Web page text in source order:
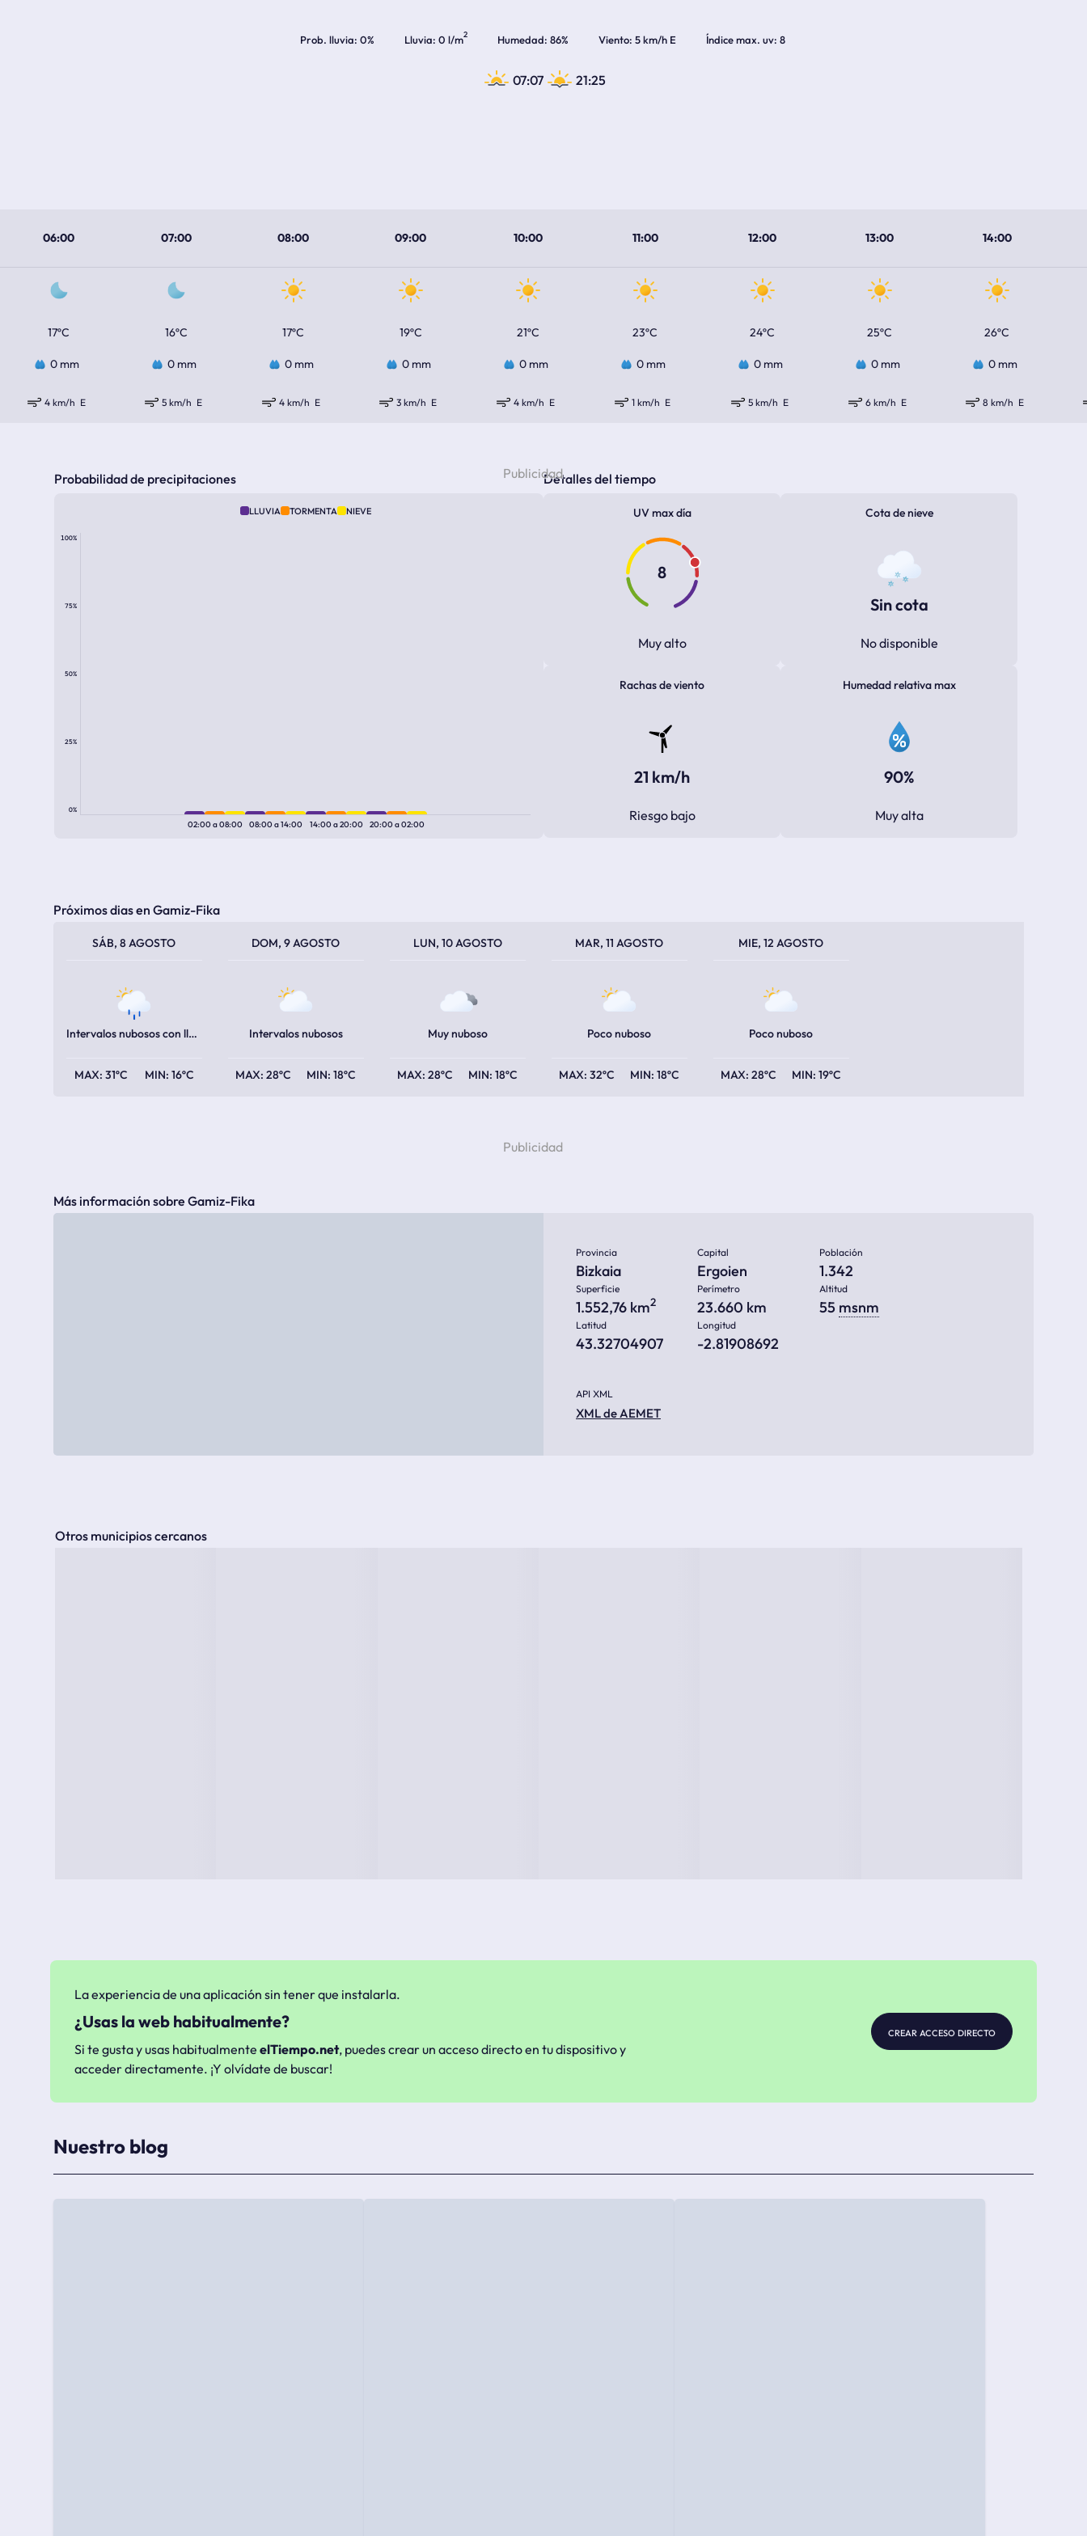
Prob. lluvia 0% Lluvia 0 l/m2 Humedad 86% Viento 5 km/h E Índice max. uv 8
07:07 21:25
06:00 07:00 08:00 09:00 10:00 11:00 12:00 13:00 14:00
17ºC 16ºC 17ºC 19ºC 21ºC 23ºC 24ºC 25ºC 26ºC
0 mm 0 mm 0 mm 0 mm 0 mm 0 mm 0 mm 0 mm 0 mm
4 km/h E 5 km/h E 4 km/h E 3 km/h E 4 km/h E 1 km/h E 5 km/h E 6 km/h E 8 km/h E
Probabilidad de precipitaciones
LLUVIA TORMENTA NIEVE
100%
75%
50%
25%
0%
02:00a08:00 08:00a14:00 14:00a20:00 20:00a02:00
Detalles del tiempo
UV max día
8
Muy alto
Cota de nieve
Sin cota
No disponible
Rachas de viento
21 km/h
Riesgo bajo
Humedad relativa max
90%
Muy alta
Próximos dias en Gamiz-Fika
SÁB, 8 AGOSTO
Intervalos nubosos con lluvia escasa
31ºC 16ºC
DOM, 9 AGOSTO
Intervalos nubosos
28ºC 18ºC
LUN, 10 AGOSTO
Muy nuboso
28ºC 18ºC
MAR, 11 AGOSTO
Poco nuboso
32ºC 18ºC
MIE, 12 AGOSTO
Poco nuboso
28ºC 19ºC
Más información sobre Gamiz-Fika
Provincia
Bizkaia
Capital
Ergoien
Población
1.342
Superficie
1.552,76 km2
Perímetro
23.660 km
Altitud
55 msnm
Latitud
43.32704907
Longitud
-2.81908692
API XML
XML de AEMET
Otros municipios cercanos
La experiencia de una aplicación sin tener que instalarla.
¿Usas la web habitualmente?
Si te gusta y usas habitualmente elTiempo.net, puedes crear un acceso directo en tu dispositivo y
acceder directamente. ¡Y olvídate de buscar!
crear acceso directo
Nuestro blog